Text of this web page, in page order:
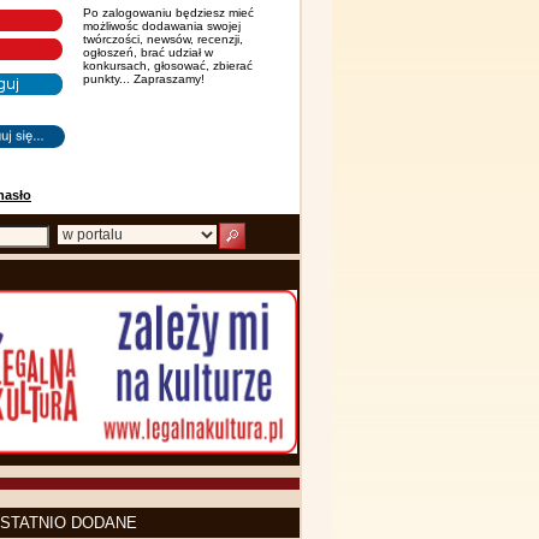
Po zalogowaniu będziesz mieć
możliwośc dodawania swojej
twórczości, newsów, recenzji,
ogłoszeń, brać udział w
konkursach, głosować, zbierać
punkty... Zapraszamy!
DODANE